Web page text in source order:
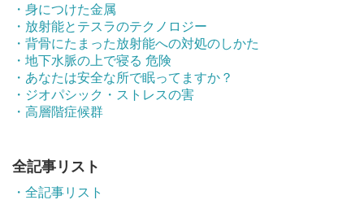
・身につけた金属
・放射能とテスラのテクノロジー
・背骨にたまった放射能への対処のしかた
・地下水脈の上で寝る 危険
・あなたは安全な所で眠ってますか？
・ジオパシック・ストレスの害
・高層階症候群
全記事リスト
・全記事リスト